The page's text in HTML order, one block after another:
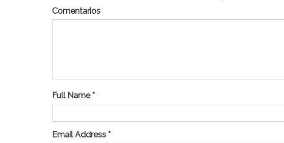
Comentarios
Full Name *
Email Address *